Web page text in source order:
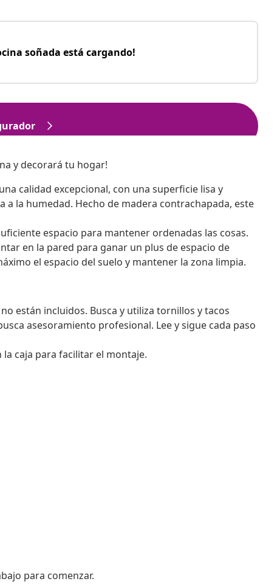
y decorará tu hogar!
calidad excepcional, con una superficie lisa y
la humedad. Hecho de madera contrachapada, este
espacio para mantener ordenadas las cosas.
en la pared para ganar un plus de espacio de
el espacio del suelo y mantener la zona limpia.
están incluidos. Busca y utiliza tornillos y tacos
asesoramiento profesional. Lee y sigue cada paso
caja para facilitar el montaje.
para comenzar.